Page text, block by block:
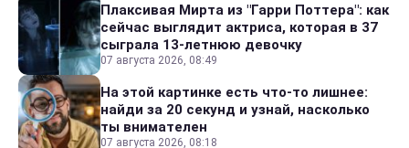
Плаксивая Мирта из "Гарри Поттера": как
сейчас выглядит актриса, которая в 37
сыграла 13-летнюю девочку
07 августа 2026, 08:49
На этой картинке есть что-то лишнее:
найди за 20 секунд и узнай, насколько
ты внимателен
07 августа 2026, 08:18